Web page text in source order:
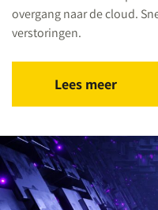
overgang naar de cloud.
verstoringen.
Lees meer